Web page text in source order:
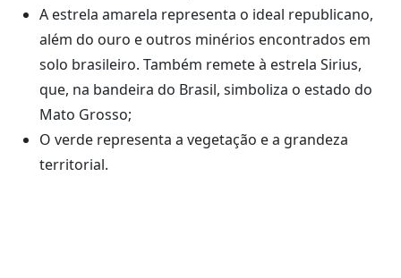
A estrela amarela representa o ideal republicano,
além do ouro e outros minérios encontrados em
solo brasileiro. Também remete à estrela Sirius,
que, na bandeira do Brasil, simboliza o estado do
Mato Grosso;
O verde representa a vegetação e a grandeza
territorial.